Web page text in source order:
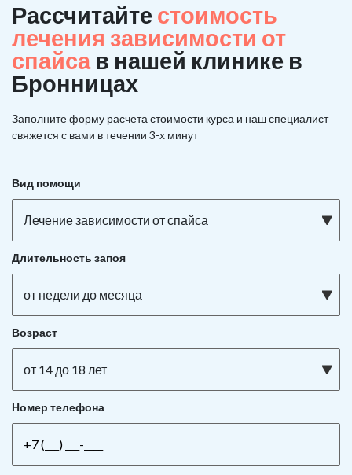
Рассчитайте стоимость
лечения зависимости от
спайса в нашей клинике в
Бронницах
Заполните форму расчета стоимости курса и наш специалист
свяжется с вами в течении 3-х минут
Вид помощи
Лечение зависимости от спайса
Длительность запоя
от недели до месяца
Возраст
от 14 до 18 лет
Номер телефона